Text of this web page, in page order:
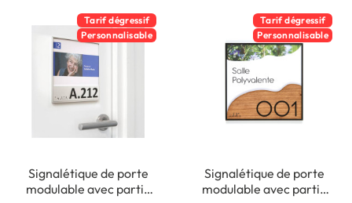
Tarif dégressif
Personnalisable
Signalétique de porte
modulable avec partie
Tarif dégressif
Personnalisable
Signalétique de porte
modulable avec partie